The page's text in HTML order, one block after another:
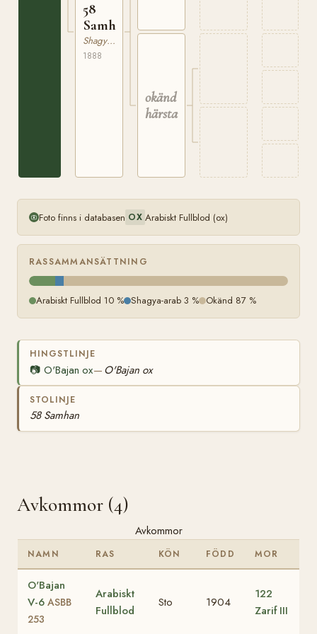
58
Samhan
Shagya-arab
1888
okänd
härstamning
Foto finns i databasen OX Arabiskt Fullblod (ox)
RASSAMMANSÄTTNING
Arabiskt Fullblod 10 % Shagya-arab 3 % Okänd 87 %
HINGSTLINJE
📷 O'Bajan ox— O'Bajan ox
STOLINJE
58 Samhan
Avkommor (4)
Avkommor
NAMN RAS KÖN FÖDD MOR
O'Bajan
V-6 ASBB
253
Arabiskt
Fullblod
Sto 1904
122
Zarif III